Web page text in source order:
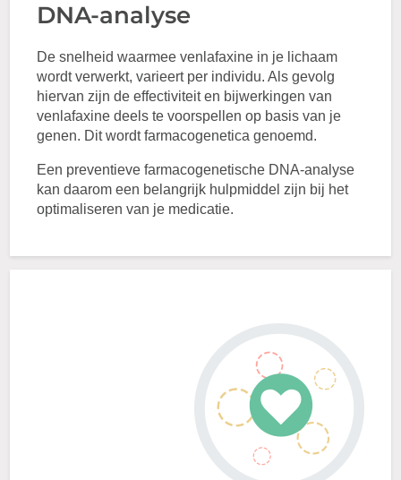
DNA-analyse
De snelheid waarmee venlafaxine in je lichaam
wordt verwerkt, varieert per individu. Als gevolg
hiervan zijn de effectiviteit en bijwerkingen van
venlafaxine deels te voorspellen op basis van je
genen. Dit wordt farmacogenetica genoemd.
Een preventieve farmacogenetische DNA-analyse
kan daarom een belangrijk hulpmiddel zijn bij het
optimaliseren van je medicatie.